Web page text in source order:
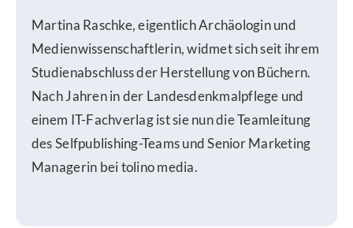
Martina Raschke, eigentlich Archäologin und
Medienwissenschaftlerin, widmet sich seit ihrem
Studienabschluss der Herstellung von Büchern.
Nach Jahren in der Landesdenkmalpflege und
einem IT-Fachverlag ist sie nun die Teamleitung
des Selfpublishing-Teams und Senior Marketing
Managerin bei tolino media.